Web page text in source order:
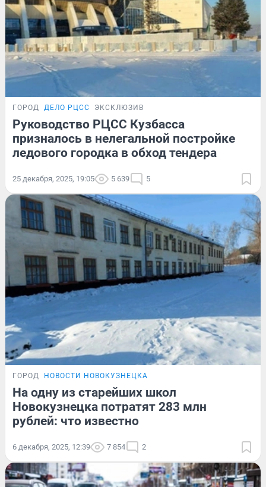
ГОРОД ДЕЛО РЦСС ЭКСКЛЮЗИВ
Руководство РЦСС Кузбасса
призналось в нелегальной постройке
ледового городка в обход тендера
25 декабря, 2025, 19:05 5 639 5
ГОРОД НОВОСТИ НОВОКУЗНЕЦКА
На одну из старейших школ
Новокузнецка потратят 283 млн
рублей: что известно
6 декабря, 2025, 12:39 7 854 2